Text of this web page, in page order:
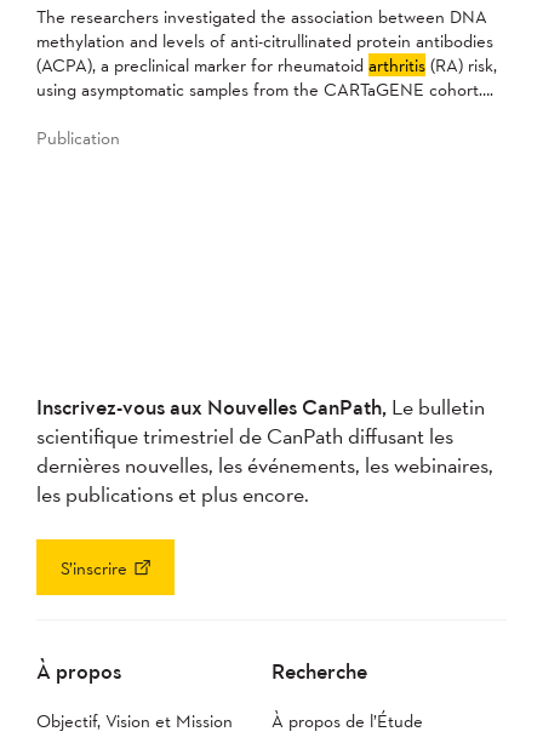
The researchers investigated the association between DNA
methylation and levels of anti-citrullinated protein antibodies
(ACPA), a preclinical marker for rheumatoid arthritis (RA) risk,
using asymptomatic samples from the CARTaGENE cohort….
Publication
Inscrivez-vous aux Nouvelles CanPath, Le bulletin
scientifique trimestriel de CanPath diffusant les
dernières nouvelles, les événements, les webinaires,
les publications et plus encore.
S’inscrire
À propos
Objectif, Vision et Mission
Recherche
À propos de l’Étude